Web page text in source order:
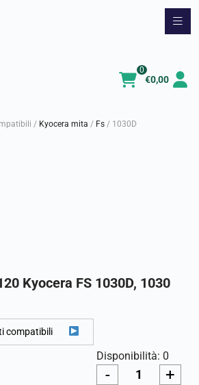
€0,00
0
/ kyocera mita / fs / 1030D
Kyocera FS 1030D, 1030
compatibili
Disponibilità: 0
- +